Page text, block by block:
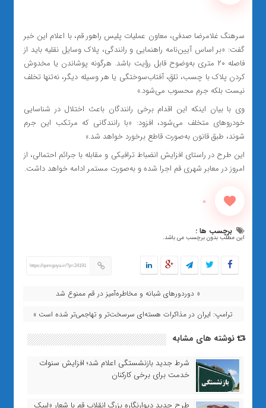
سرهنگ غلامرضا صدفی، معاون عملیات پلیس راهور قم، با اعلام این خبر
گفت: «بر اساس آیین‌نامه راهنمایی و رانندگی، پلاک وسایل نقلیه باید از
فاصله ۲۰ متری به‌وضوح قابل رؤیت باشد. هرگونه پوشاندن یا مخدوش
کردن پلاک با چسب، تلق، آفتاب‌سوختگی یا هر وسیله دیگر، نه‌تنها تخلف
نیست بلکه جرم محسوب می‌شود.»
وی با بیان اینکه این اقدام برخی رانندگان باعث اختلال در شناسایی
خودروهای متخلف می‌شود، افزود: «با رانندگانی که مرتکب این جرم
شوند، طبق قانون به‌صورت قاطع برخورد خواهد شد.»
این طرح در راستای افزایش انضباط ترافیکی و مقابله با جرائم احتمالی، از
امروز در معابر شهری قم اجرا شده و به‌صورت مستمر ادامه خواهد داشت.
0
برچسب ها :
این مطلب بدون برچسب می باشد.
https://qomgoya.ir/?p=24191
« دوردورهای شبانه و مخاطره‌آمیز در قم ممنوع شد
ترامپ: ایران در مذاکرات هسته‌ای سرسخت‌تر و تهاجمی‌تر شده است »
نوشته های مشابه
شرط جدید بازنشستگی اعلام شد؛ افزایش سنوات
خدمت برای برخی کارکنان
طرح جدید دیوارنگاره بزرگ انقلاب قم با شعار «لبیک